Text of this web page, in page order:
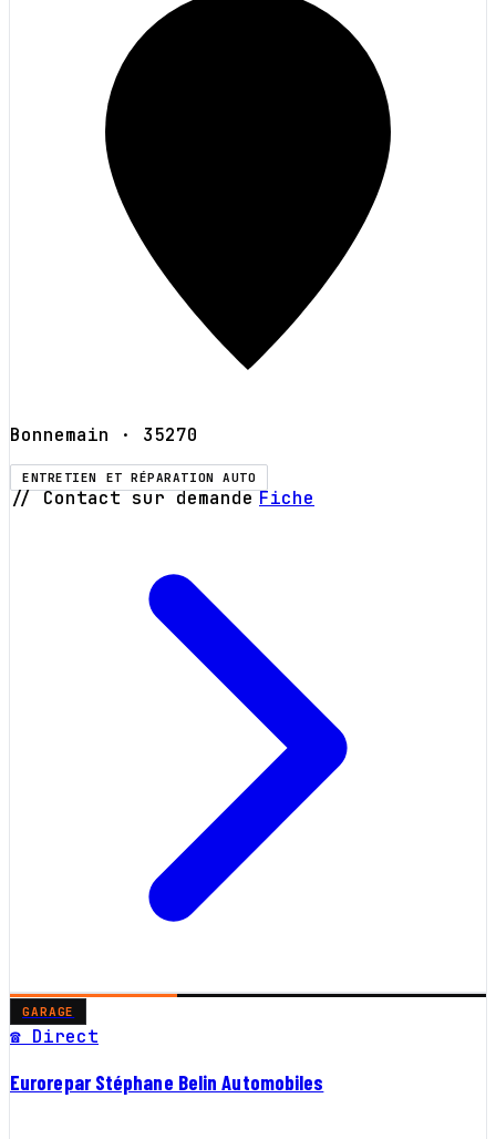
Bonnemain · 35270
ENTRETIEN ET RÉPARATION AUTO
// Contact sur demande Fiche
GARAGE
☎ Direct
Eurorepar Stéphane Belin Automobiles